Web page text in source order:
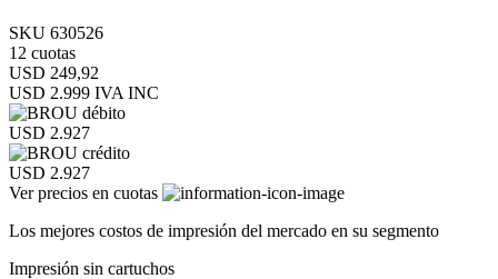
SKU 630526
12 cuotas
USD 249,92
USD 2.999 IVA INC
USD 2.927
USD 2.927
Ver precios en cuotas
Los mejores costos de impresión del mercado en su segmento
Impresión sin cartuchos